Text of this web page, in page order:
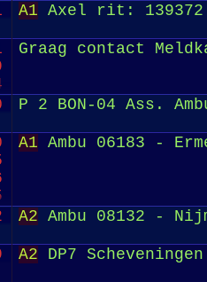
A1 Axel rit: 139372
Graag contact
P 2 BON-04 Ass.
A1 Ambu 06183 -
A2 Ambu 08132 -
A2 DP7